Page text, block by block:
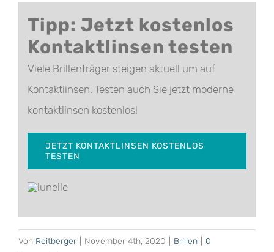
Tipp: Jetzt kostenlos
Kontaktlinsen testen
Viele Brillenträger steigen aktuell um auf
Kontaktlinsen. Testen auch Sie jetzt moderne
kontaktlinsen kostenlos!
JETZT KONTAKTLINSEN KOSTENLOS
TESTEN
Von Reitberger November 4th, 2020 Brillen
0